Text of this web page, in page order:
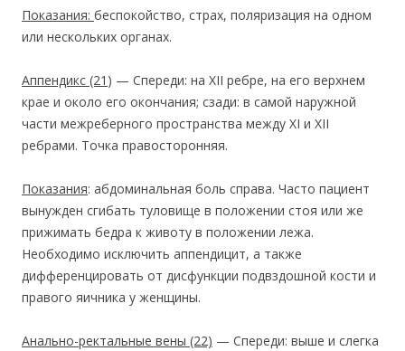
Показания: беспокойство, страх, поляризация на одном
или нескольких органах.
Аппендикс (21 ) — Спереди: на XII ребре, на его верхнем
крае и около его окончания; сзади: в самой наружной
части межреберного пространства между XI и XII
ребрами. Точка правосторонняя.
Показания: абдоминальная боль справа. Часто пациент
вынужден сгибать туловище в положении стоя или же
прижимать бедра к животу в положении лежа.
Необходимо исключить аппендицит, а также
дифференцировать от дисфункции подвздошной кости и
правого яичника у женщины.
Анально-ректальные вены (22) — Спереди: выше и слегка